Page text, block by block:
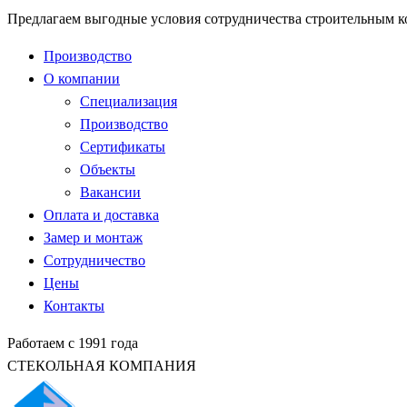
Предлагаем выгодные условия сотрудничества строительным
Производство
О компании
Специализация
Производство
Сертификаты
Объекты
Вакансии
Оплата и доставка
Замер и монтаж
Сотрудничество
Цены
Контакты
Работаем с 1991 года
СТЕКОЛЬНАЯ КОМПАНИЯ